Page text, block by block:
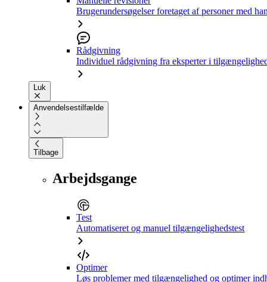
Brugerundersøgelser foretaget af personer med
Rådgivning
Individuel rådgivning fra eksperter i
Luk
Anvendelsestilfælde
Tilbage
Arbejdsgange
Test
Automatiseret og manuel tilgængelighedstest
Optimer
Løs problemer med tilgængelighed og optimer